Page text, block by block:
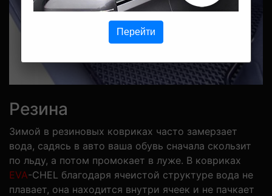
Резина
Зимой в резиновых ковриках часто замерзает
вода, садясь в авто ваша обувь сначала скользит
по льду, а потом промокает в луже. В ковриках
EVA-CHEL благодаря ячеистой структуре вода не
плавает, она находится внутри ячеек и не пачкает
Перейти